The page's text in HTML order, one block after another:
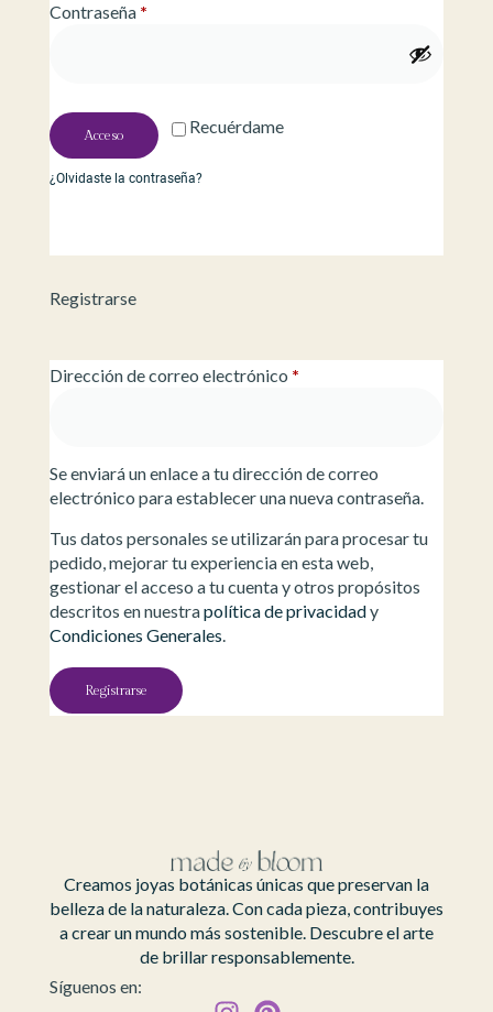
Contraseña *
Recuérdame
Acceso
¿Olvidaste la contraseña?
Registrarse
Dirección de correo electrónico *
Se enviará un enlace a tu dirección de correo
electrónico para establecer una nueva contraseña.
Tus datos personales se utilizarán para procesar tu
pedido, mejorar tu experiencia en esta web,
gestionar el acceso a tu cuenta y otros propósitos
descritos en nuestrapolítica de privacidady
Condiciones Generales
Registrarse
Creamos joyas botánicas únicas que preservan la
belleza de la naturaleza. Con cada pieza, contribuyes
a crear un mundo más sostenible. Descubre el arte
de brillar responsablemente.
Síguenos en: